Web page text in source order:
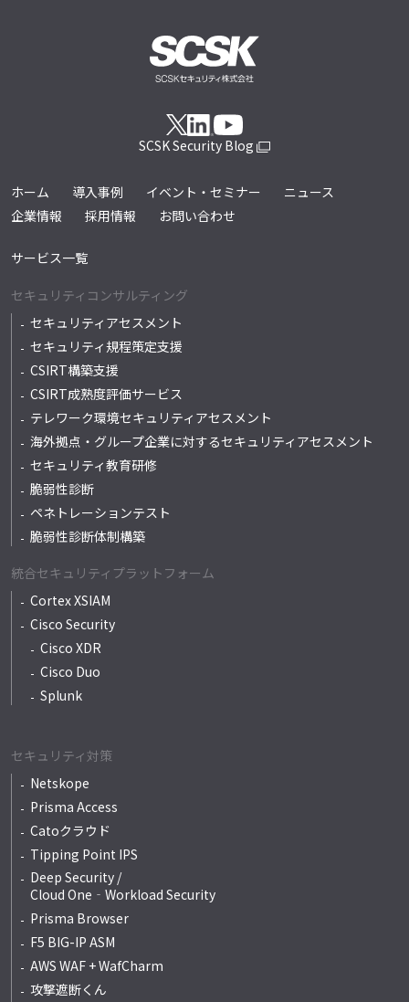
SCSK Security Blog
ホーム 導入事例 イベント・セミナー
ニュース
企業情報
採用情報 お問い合わせ
サービス一覧
セキュリティコンサルティング
セキュリティアセスメント
セキュリティ規程策定支援
CSIRT構築支援
CSIRT成熟度評価サービス
テレワーク環境セキュリティアセスメント
海外拠点・グループ企業に対するセキュリティアセスメント
セキュリティ教育研修
脆弱性診断
ペネトレーションテスト
脆弱性診断体制構築
統合セキュリティプラットフォーム
Cortex XSIAM
Cisco Security
Cisco XDR
Cisco Duo
Splunk
セキュリティ対策
Netskope
Prisma Access
Catoクラウド
Tipping Point IPS
Deep Security /
Cloud One‐Workload Security
Prisma Browser
F5 BIG-IP ASM
AWS WAF + WafCharm
攻撃遮断くん